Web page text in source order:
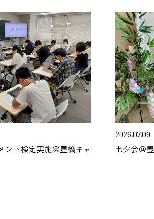
ント検定実施＠豊橋キャ
2026.07.09
七夕会＠